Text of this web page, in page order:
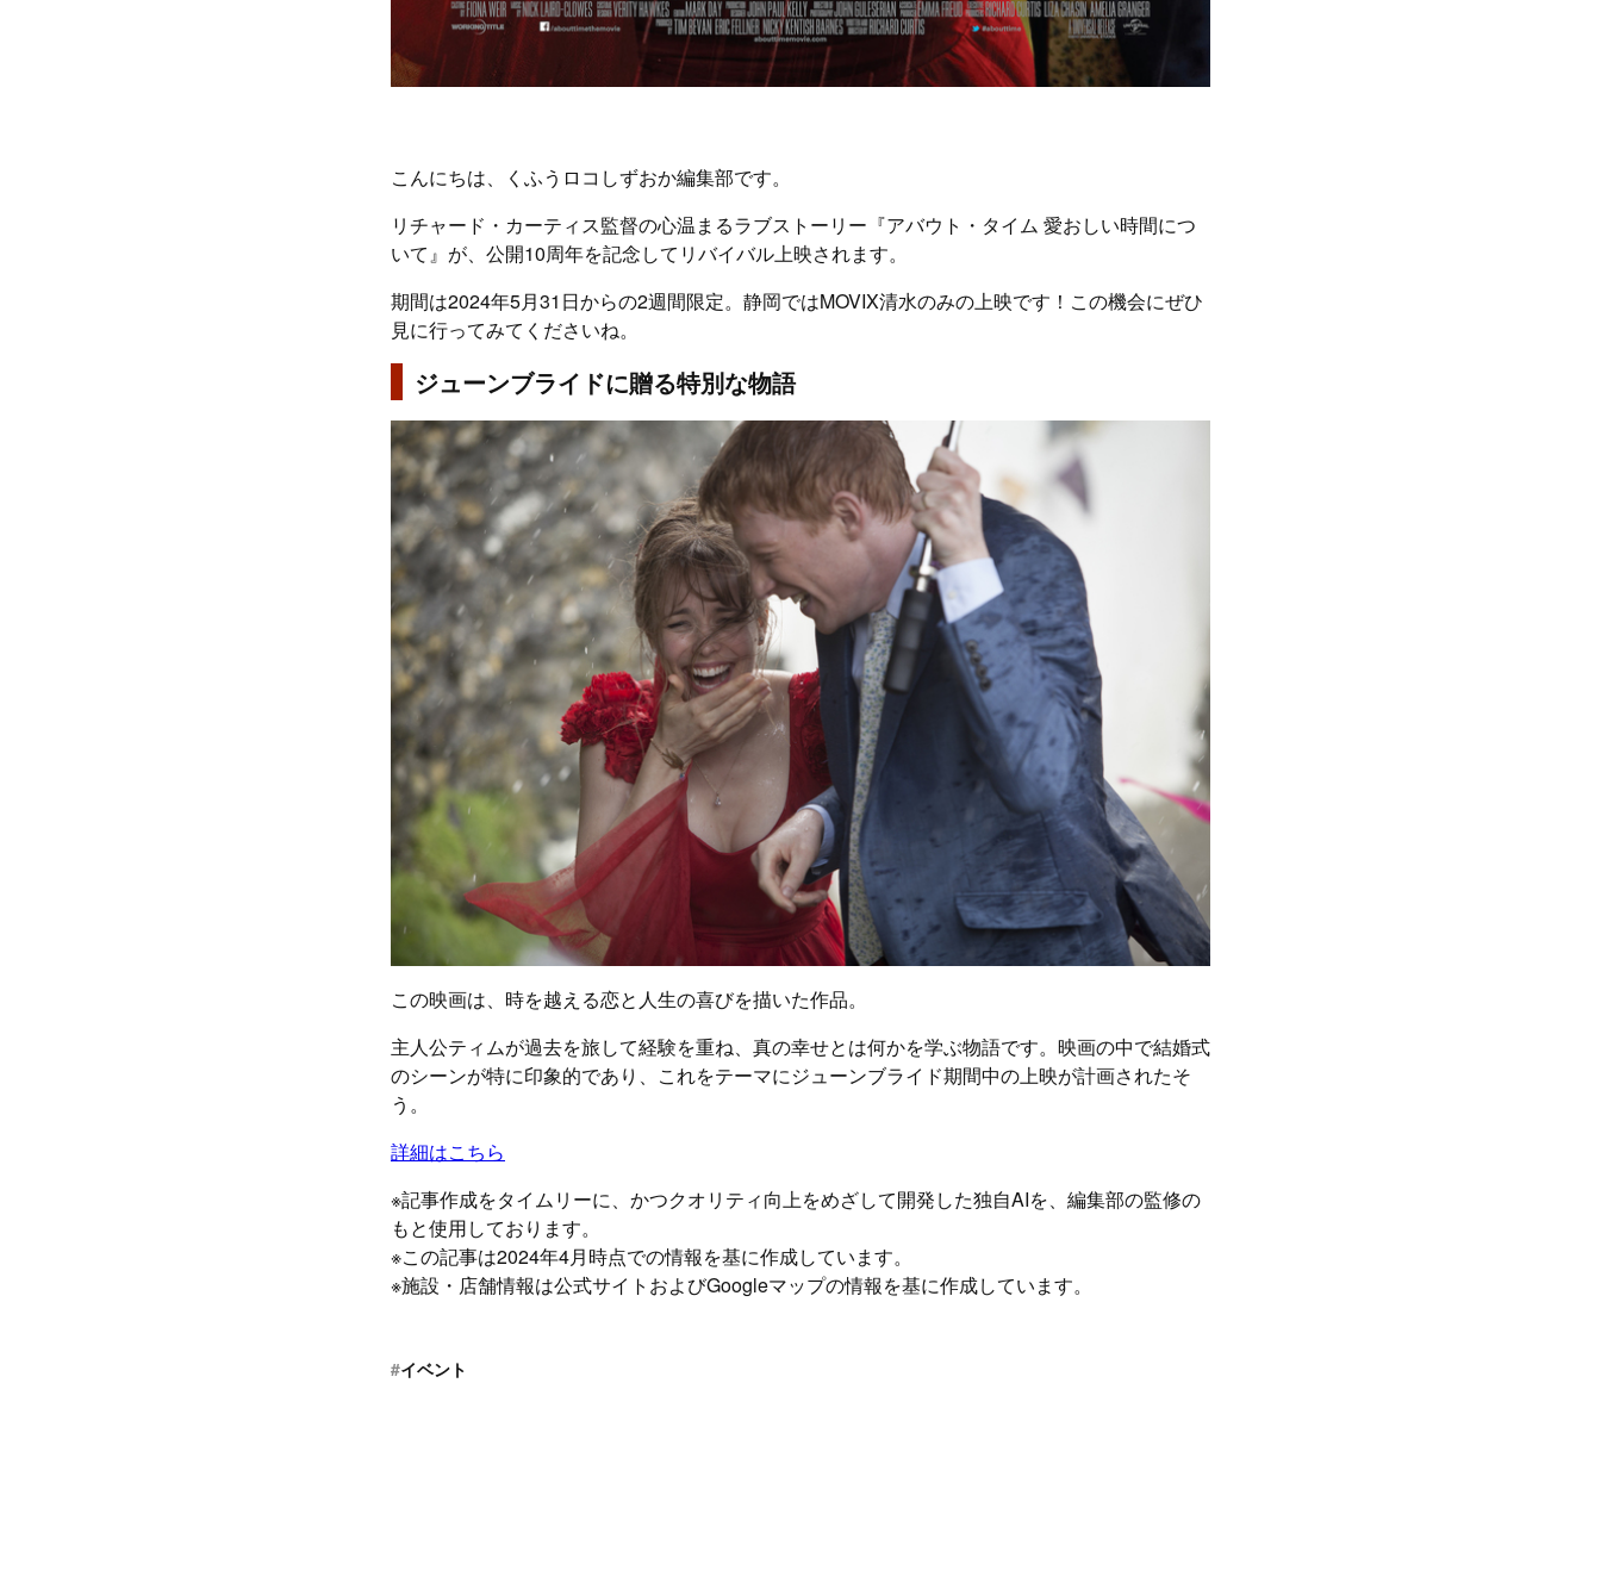
こんにちは、くふうロコしずおか編集部です。
リチャード・カーティス監督の心温まるラブストーリー『アバウト・タイム 愛おしい時間につ
いて』が、公開10周年を記念してリバイバル上映されます。
期間は2024年5月31日からの2週間限定。静岡ではMOVIX清水のみの上映です！この機会にぜひ
見に行ってみてくださいね。
ジューンブライドに贈る特別な物語
この映画は、時を越える恋と人生の喜びを描いた作品。
主人公ティムが過去を旅して経験を重ね、真の幸せとは何かを学ぶ物語です。映画の中で結婚式
のシーンが特に印象的であり、これをテーマにジューンブライド期間中の上映が計画されたそ
う。
詳細はこちら
※記事作成をタイムリーに、かつクオリティ向上をめざして開発した独自AIを、編集部の監修の
もと使用しております。
※この記事は2024年4月時点での情報を基に作成しています。
※施設・店舗情報は公式サイトおよびGoogleマップの情報を基に作成しています。
#イベント